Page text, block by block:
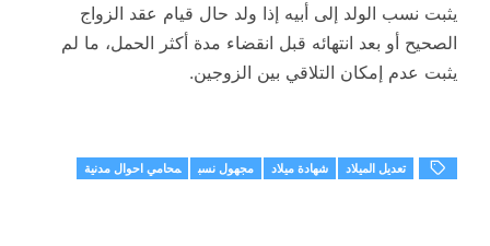
يثبت نسب الولد إلى أبيه إذا ولد حال قيام عقد الزواج
الصحيح أو بعد انتهائه قبل انقضاء مدة أكثر الحمل، ما لم
يثبت عدم إمكان التلاقي بين الزوجين.
تعديل الميلاد شهادة ميلاد مجهول نسب محامي احوال مدنية